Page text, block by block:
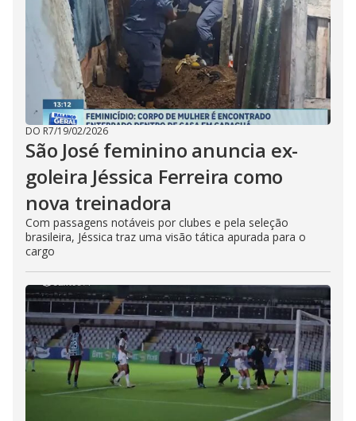
DO R7/19/02/2026
São José feminino anuncia ex-
goleira Jéssica Ferreira como
nova treinadora
Com passagens notáveis por clubes e pela seleção
brasileira, Jéssica traz uma visão tática apurada para o
cargo